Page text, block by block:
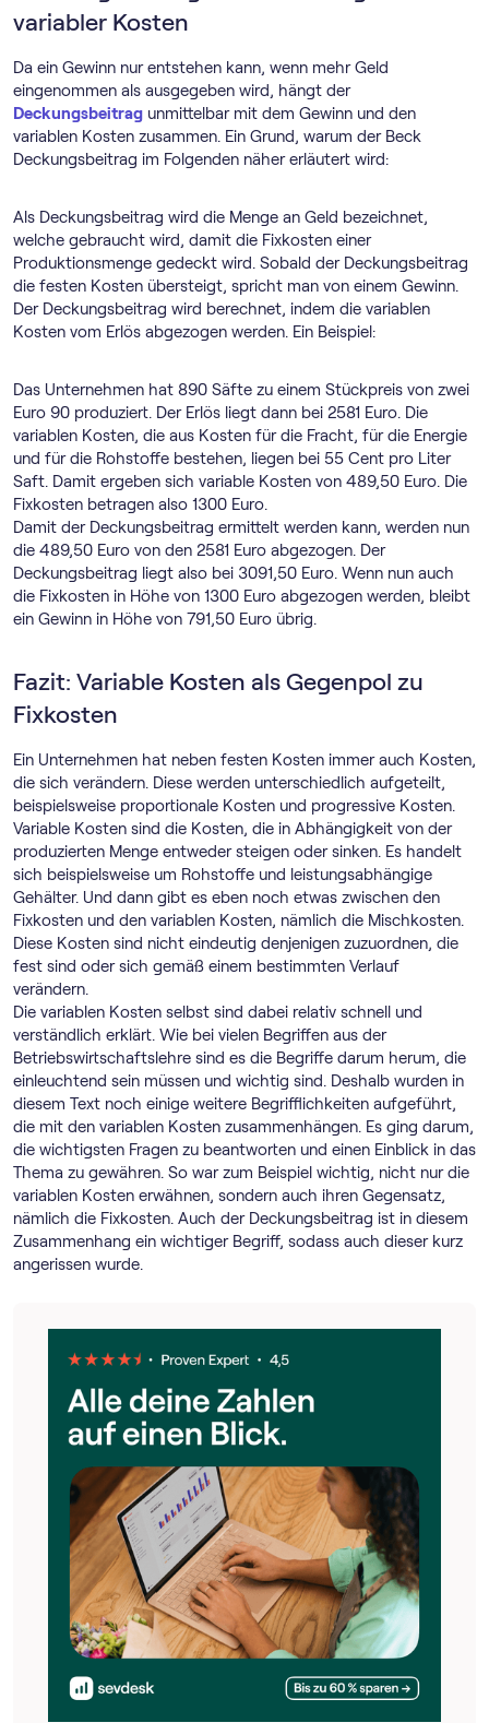
variabler Kosten
Da ein Gewinn nur entstehen kann, wenn mehr Geld
eingenommen als ausgegeben wird, hängt der
Deckungsbeitrag unmittelbar mit dem Gewinn und den
variablen Kosten zusammen. Ein Grund, warum der Beck
Deckungsbeitrag im Folgenden näher erläutert wird:
Als Deckungsbeitrag wird die Menge an Geld bezeichnet,
welche gebraucht wird, damit die Fixkosten einer
Produktionsmenge gedeckt wird. Sobald der Deckungsbeitrag
die festen Kosten übersteigt, spricht man von einem Gewinn.
Der Deckungsbeitrag wird berechnet, indem die variablen
Kosten vom Erlös abgezogen werden. Ein Beispiel:
Das Unternehmen hat 890 Säfte zu einem Stückpreis von zwei
Euro 90 produziert. Der Erlös liegt dann bei 2581 Euro. Die
variablen Kosten, die aus Kosten für die Fracht, für die Energie
und für die Rohstoffe bestehen, liegen bei 55 Cent pro Liter
Saft. Damit ergeben sich variable Kosten von 489,50 Euro. Die
Fixkosten betragen also 1300 Euro.
Damit der Deckungsbeitrag ermittelt werden kann, werden nun
die 489,50 Euro von den 2581 Euro abgezogen. Der
Deckungsbeitrag liegt also bei 3091,50 Euro. Wenn nun auch
die Fixkosten in Höhe von 1300 Euro abgezogen werden, bleibt
ein Gewinn in Höhe von 791,50 Euro übrig.
Fazit: Variable Kosten als Gegenpol zu
Fixkosten
Ein Unternehmen hat neben festen Kosten immer auch Kosten,
die sich verändern. Diese werden unterschiedlich aufgeteilt,
beispielsweise proportionale Kosten und progressive Kosten.
Variable Kosten sind die Kosten, die in Abhängigkeit von der
produzierten Menge entweder steigen oder sinken. Es handelt
sich beispielsweise um Rohstoffe und leistungsabhängige
Gehälter. Und dann gibt es eben noch etwas zwischen den
Fixkosten und den variablen Kosten, nämlich die Mischkosten.
Diese Kosten sind nicht eindeutig denjenigen zuzuordnen, die
fest sind oder sich gemäß einem bestimmten Verlauf
verändern.
Die variablen Kosten selbst sind dabei relativ schnell und
verständlich erklärt. Wie bei vielen Begriffen aus der
Betriebswirtschaftslehre sind es die Begriffe darum herum, die
einleuchtend sein müssen und wichtig sind. Deshalb wurden in
diesem Text noch einige weitere Begrifflichkeiten aufgeführt,
die mit den variablen Kosten zusammenhängen. Es ging darum,
die wichtigsten Fragen zu beantworten und einen Einblick in das
Thema zu gewähren. So war zum Beispiel wichtig, nicht nur die
variablen Kosten erwähnen, sondern auch ihren Gegensatz,
nämlich die Fixkosten. Auch der Deckungsbeitrag ist in diesem
Zusammenhang ein wichtiger Begriff, sodass auch dieser kurz
angerissen wurde.